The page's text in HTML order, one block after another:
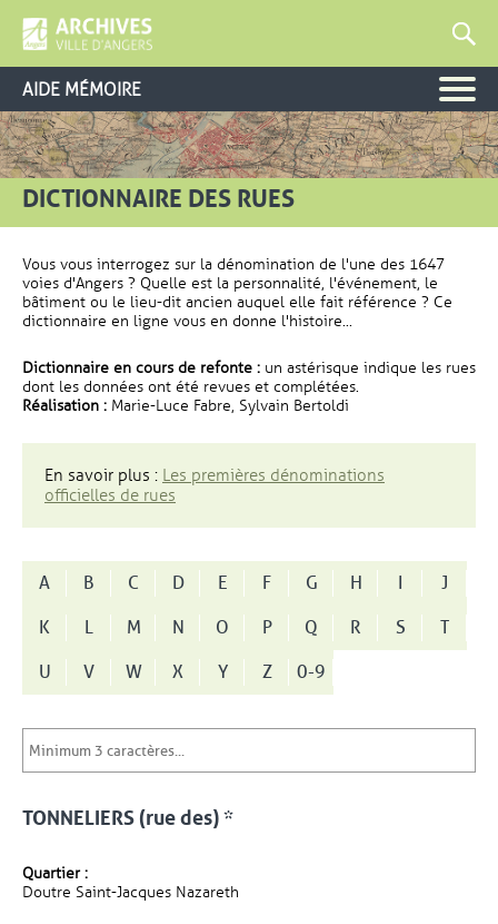
AIDE MÉMOIRE
DICTIONNAIRE DES RUES
Vous vous interrogez sur la dénomination de l'une des 1647
voies d'Angers ? Quelle est la personnalité, l'événement, le
bâtiment ou le lieu-dit ancien auquel elle fait référence ? Ce
dictionnaire en ligne vous en donne l'histoire...
Dictionnaire en cours de refonte : un astérisque indique les rues
dont les données ont été revues et complétées.
Réalisation : Marie-Luce Fabre, Sylvain Bertoldi
En savoir plus : Les premières dénominations
officielles de rues
A B C D E F G H I
J
K
L M N O P Q R S
T
U
V W X Y Z 0-9
TONNELIERS (rue des) *
Quartier :
Doutre Saint-Jacques Nazareth